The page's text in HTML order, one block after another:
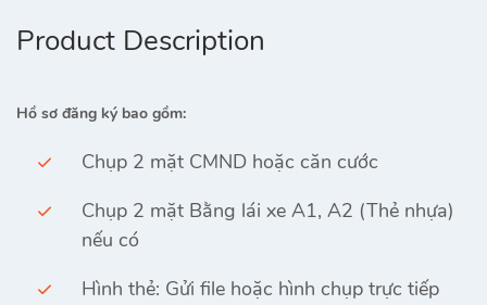
Product Description
Hồ sơ đăng ký bao gồm:
Chụp 2 mặt CMND hoặc căn cước
Chụp 2 mặt Bằng lái xe A1, A2 (Thẻ nhựa)
nếu có
Hình thẻ: Gửi file hoặc hình chụp trực tiếp